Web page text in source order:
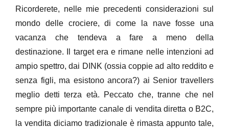
Ricorderete, nelle mie precedenti considerazioni sul
mondo delle crociere, di come la nave fosse una
vacanza che tendeva a fare a meno della
destinazione. Il target era e rimane nelle intenzioni ad
ampio spettro, dai DINK (ossia coppie ad alto reddito e
senza figli, ma esistono ancora?) ai Senior travellers
meglio detti terza età. Peccato che, tranne che nel
sempre più importante canale di vendita diretta o B2C,
la vendita diciamo tradizionale è rimasta appunto tale,